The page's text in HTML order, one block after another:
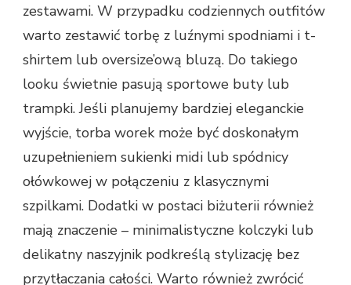
zestawami. W przypadku codziennych outfitów
warto zestawić torbę z luźnymi spodniami i t-
shirtem lub oversize’ową bluzą. Do takiego
looku świetnie pasują sportowe buty lub
trampki. Jeśli planujemy bardziej eleganckie
wyjście, torba worek może być doskonałym
uzupełnieniem sukienki midi lub spódnicy
ołówkowej w połączeniu z klasycznymi
szpilkami. Dodatki w postaci biżuterii również
mają znaczenie – minimalistyczne kolczyki lub
delikatny naszyjnik podkreślą stylizację bez
przytłaczania całości. Warto również zwrócić